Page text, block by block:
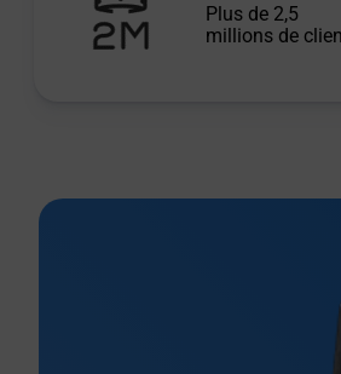
Plus de 2,5
millions de